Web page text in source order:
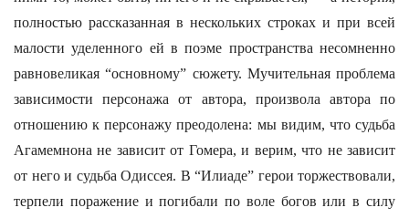
полностью рассказанная в нескольких строках и при всей
малости уделенного ей в поэме пространства несомненно
равновеликая “основному” сюжету. Мучительная проблема
зависимости персонажа от автора, произвола автора по
отношению к персонажу преодолена: мы видим, что судьба
Агамемнона не зависит от Гомера, и верим, что не зависит
от него и судьба Одиссея. В “Илиаде” герои торжествовали,
терпели поражение и погибали по воле богов или в силу